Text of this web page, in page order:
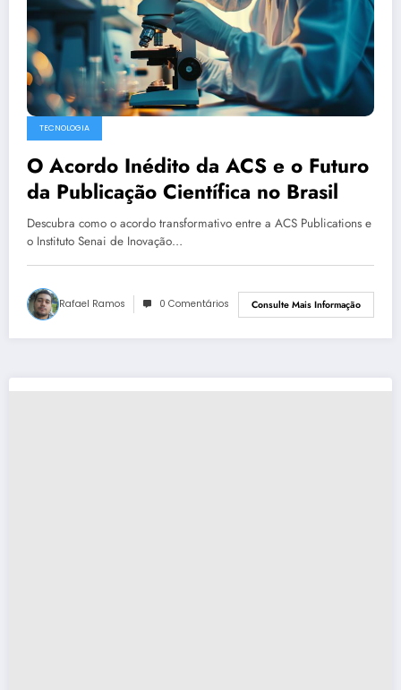
TECNOLOGIA
O Acordo Inédito da ACS e o Futuro
da Publicação Científica no Brasil
Descubra como o acordo transformativo entre a ACS Publications e
o Instituto Senai de Inovação…
Rafael Ramos 0 Comentários Consulte Mais Informação